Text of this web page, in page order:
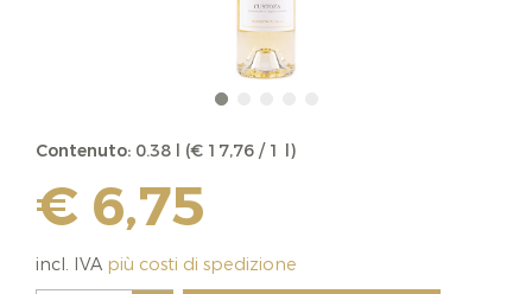
Contenuto: 0.38 l (€ 17,76 / 1 l)
€ 6,75
incl. IVA più costi di spedizione